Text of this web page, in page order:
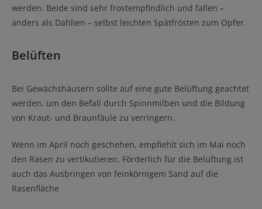
werden. Beide sind sehr frostempfindlich und fallen –
anders als Dahlien – selbst leichten Spätfrösten zum Opfer.
Belüften
Bei Gewächshäusern sollte auf eine gute Belüftung geachtet
werden, um den Befall durch Spinnmilben und die Bildung
von Kraut- und Braunfäule zu verringern.
Wenn im April noch geschehen, empfiehlt sich im Mai noch
den Rasen zu vertikutieren. Förderlich für die Belüftung ist
auch das Ausbringen von feinkörnigem Sand auf die
Rasenfläche